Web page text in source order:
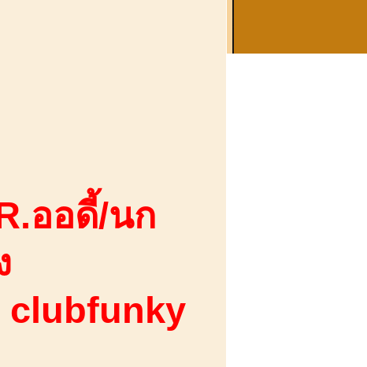
ออดี้/นก
clubfunky